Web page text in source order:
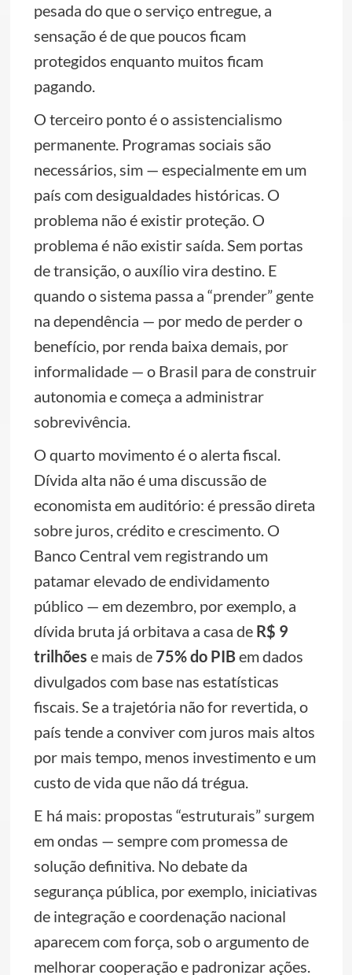
pesada do que o serviço entregue, a
sensação é de que poucos ficam
protegidos enquanto muitos ficam
pagando.
O terceiro ponto é o assistencialismo
permanente. Programas sociais são
necessários, sim — especialmente em um
país com desigualdades históricas. O
problema não é existir proteção. O
problema é não existir saída. Sem portas
de transição, o auxílio vira destino. E
quando o sistema passa a “prender” gente
na dependência — por medo de perder o
benefício, por renda baixa demais, por
informalidade — o Brasil para de construir
autonomia e começa a administrar
sobrevivência.
O quarto movimento é o alerta fiscal.
Dívida alta não é uma discussão de
economista em auditório: é pressão direta
sobre juros, crédito e crescimento. O
Banco Central vem registrando um
patamar elevado de endividamento
público — em dezembro, por exemplo, a
dívida bruta já orbitava a casa de R$ 9
trilhões e mais de 75% do PIBem dados
divulgados com base nas estatísticas
fiscais. Se a trajetória não for revertida, o
país tende a conviver com juros mais altos
por mais tempo, menos investimento e um
custo de vida que não dá trégua.
E há mais: propostas “estruturais” surgem
em ondas — sempre com promessa de
solução definitiva. No debate da
segurança pública, por exemplo, iniciativas
de integração e coordenação nacional
aparecem com força, sob o argumento de
melhorar cooperação e padronizar ações.